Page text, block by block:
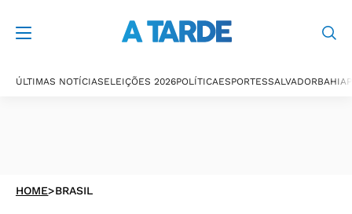
ÚLTIMAS NOTÍCIASELEIÇÕES 2026POLÍTICAESPORTESSALVADORBAHIA
HOME>BRASIL